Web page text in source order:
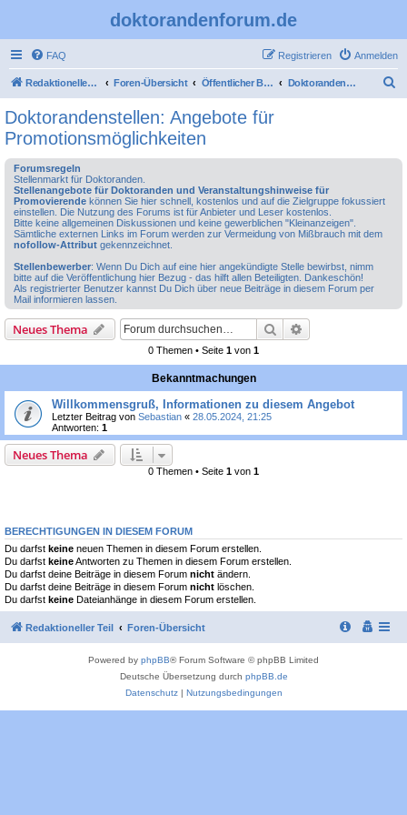
doktorandenforum.de
FAQ Anmelden
Registrieren
Redaktioneller Teil Foren-Übersicht Öffentlicher Bereich Doktorandenstellen: Angebote für Promotionsmöglichkeiten
Doktorandenstellen: Angebote für
Promotionsmöglichkeiten
Forumsregeln
Stellenmarkt für Doktoranden.
Stellenangebote für Doktoranden und Veranstaltungshinweise für
Promovierende können Sie hier schnell, kostenlos und auf die Zielgruppe fokussiert
einstellen. Die Nutzung des Forums ist für Anbieter und Leser kostenlos.
Bitte keine allgemeinen Diskussionen und keine gewerblichen "Kleinanzeigen".
Sämtliche externen Links im Forum werden zur Vermeidung von Mißbrauch mit dem
nofollow-Attribut gekennzeichnet.
Stellenbewerber: Wenn Du Dich auf eine hier angekündigte Stelle bewirbst, nimm
bitte auf die Veröffentlichung hier Bezug - das hilft allen Beteiligten. Dankeschön!
Als registrierter Benutzer kannst Du Dich über neue Beiträge in diesem Forum per
Mail informieren lassen.
Neues Thema Suche
0 Themen • Seite 1 von 1
Bekanntmachungen
Willkommensgruß, Informationen zu diesem Angebot
Letzter Beitrag von Sebastian « 28.05.2024, 21:25
Antworten: 1
Neues Thema
0 Themen • Seite 1 von 1
BERECHTIGUNGEN IN DIESEM FORUM
Du darfst keine neuen Themen in diesem Forum erstellen.
Du darfst keineAntworten zu Themen in diesem Forum erstellen.
Du darfst deine Beiträge in diesem Forum nicht ändern.
Du darfst deine Beiträge in diesem Forum nicht löschen.
Du darfst keine Dateianhänge in diesem Forum erstellen.
Redaktioneller Teil Foren-Übersicht
Powered by phpBB® Forum Software © phpBB Limited
Deutsche Übersetzung durch phpBB.de
Datenschutz| Nutzungsbedingungen